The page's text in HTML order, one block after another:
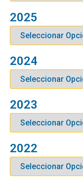
2025
2024
2023
2022